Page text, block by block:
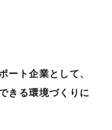
ート企業として、
きる環境づくりに